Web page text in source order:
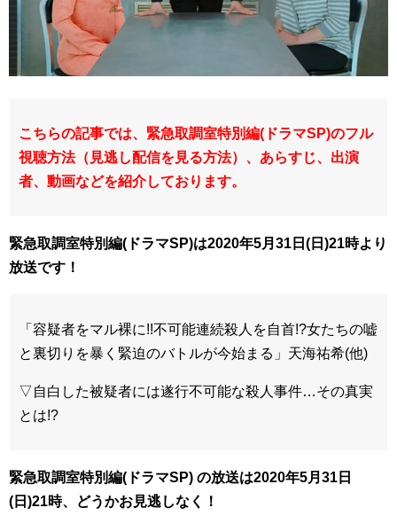
こちらの記事では、緊急取調室特別編(ドラマSP)のフル
視聴方法（見逃し配信を見る方法）、あらすじ、出演
者、動画などを紹介しております。
緊急取調室特別編(ドラマSP)は2020年5月31日(日)21時より
放送です！
「容疑者をマル裸に!!不可能連続殺人を自首!?女たちの嘘
と裏切りを暴く緊迫のバトルが今始まる」天海祐希(他)
▽自白した被疑者には遂行不可能な殺人事件…その真実
とは!?
緊急取調室特別編(ドラマSP) の放送は2020年5月31日
(日)21時、どうかお見逃しなく！